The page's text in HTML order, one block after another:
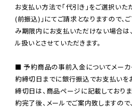
お支払い方法で「代引き」をご選択いた
(前振込)」にてご請求となりますので、
み期限内にお支払いただけない場合は
ル扱いとさせていただきます。
■ 予約商品の事前入金についてメー
約締切日までに銀行振込でお支払いを
締切日は、商品ページに記載しており
約完了後、メールでご案内致しますの